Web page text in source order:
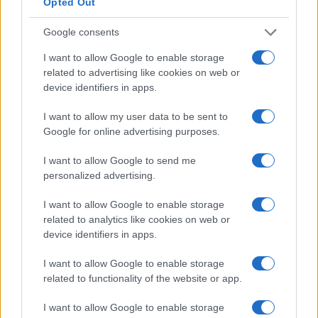
Google consents
I want to allow Google to enable storage
related to advertising like cookies on web or
device identifiers in apps.
I want to allow my user data to be sent to
Google for online advertising purposes.
I want to allow Google to send me
personalized advertising.
I want to allow Google to enable storage
related to analytics like cookies on web or
device identifiers in apps.
I want to allow Google to enable storage
related to functionality of the website or app.
I want to allow Google to enable storage
permitem que os tokens estejam prontamente
disponíveis. Eles também permitem que aqueles que
depositam seus tokens e, portanto, fornecem liquidez,
ganhem uma parte dos juros cobrados dos tomadores de
empréstimos.
Produção agrícola
aumento da agricultura de rendimento – também
conhecida como mineração de liquidez. Ao mover seus
tokens entre diferentes projetos DeFi, os usuários podem
efetivamente aumentar as recompensas que ganham. Ele
surgiu como uma forma popular de maximizar os retornos
sobre as participações em criptomoedas, ao invés de
simplesmente HODL-los.